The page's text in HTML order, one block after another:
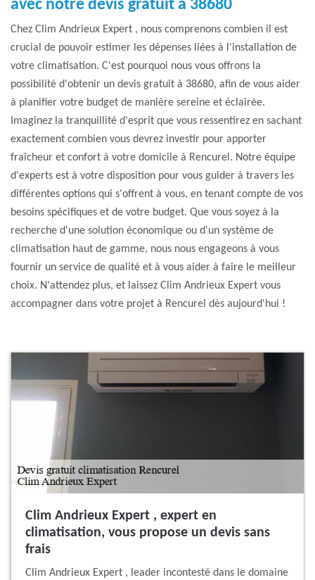
avec notre devis gratuit à 38680
Chez Clim Andrieux Expert , nous comprenons combien il est
crucial de pouvoir estimer les dépenses liées à l'installation de
votre climatisation. C'est pourquoi nous vous offrons la
possibilité d'obtenir un devis gratuit à 38680, afin de vous aider
à planifier votre budget de manière sereine et éclairée.
Imaginez la tranquillité d'esprit que vous ressentirez en sachant
exactement combien vous devrez investir pour apporter
fraîcheur et confort à votre domicile à Rencurel. Notre équipe
d'experts est à votre disposition pour vous guider à travers les
différentes options qui s'offrent à vous, en tenant compte de vos
besoins spécifiques et de votre budget. Que vous soyez à la
recherche d'une solution économique ou d'un système de
climatisation haut de gamme, nous nous engageons à vous
fournir un service de qualité et à vous aider à faire le meilleur
choix. N'attendez plus, et laissez Clim Andrieux Expert vous
accompagner dans votre projet à Rencurel dès aujourd'hui !
Clim Andrieux Expert , expert en
climatisation, vous propose un devis sans
frais
Clim Andrieux Expert , leader incontesté dans le domaine